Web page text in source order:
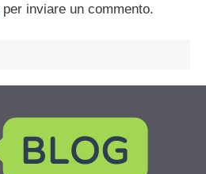
per inviare un commento.